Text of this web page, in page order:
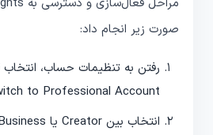
صورت زیر انجام داد:
to Professional Account.